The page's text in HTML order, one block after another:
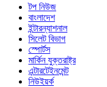
টপ নিউজ
বাংলাদেশ
ইন্টারন্যাশনাল
সিলেট বিভাগ
স্পোর্টস
মার্কিন যুক্তরাষ্ট্র
এন্টারটেইনমেন্ট
নিউইয়র্ক